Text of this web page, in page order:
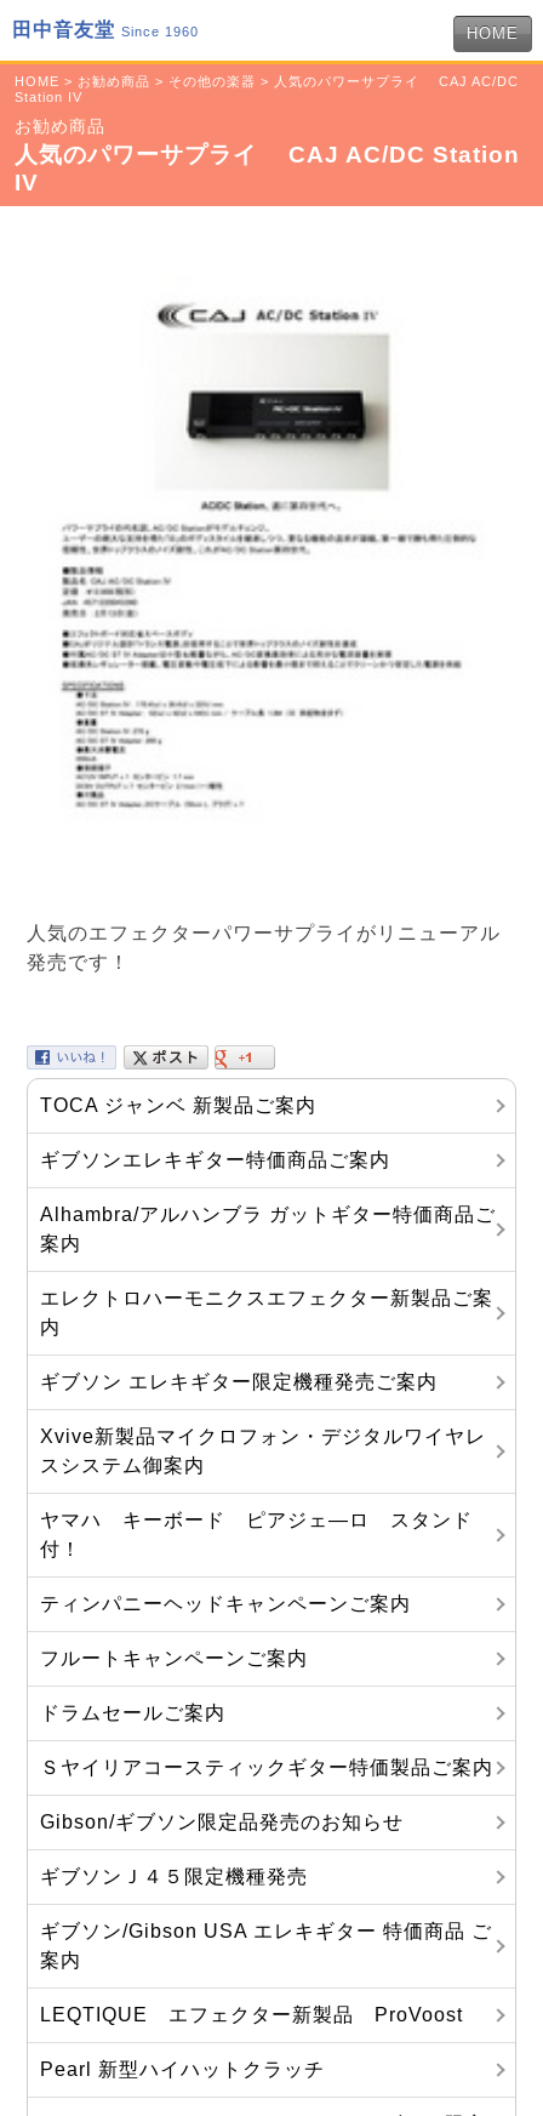
田中音友堂 Since 1960 HOME
HOME > お勧め商品 > その他の楽器 > 人気のパワーサプライ CAJ AC/DC
Station IV
お勧め商品
人気のパワーサプライ CAJ AC/DC Station
IV
人気のエフェクターパワーサプライがリニューアル
発売です！
TOCA ジャンベ 新製品ご案内
ギブソンエレキギター特価商品ご案内
Alhambra/アルハンブラ ガットギター特価商品ご
案内
エレクトロハーモニクスエフェクター新製品ご案
内
ギブソン エレキギター限定機種発売ご案内
Xvive新製品マイクロフォン・デジタルワイヤレ
スシステム御案内
ヤマハ キーボード ピアジェ―ロ スタンド
付！
ティンパニーヘッドキャンペーンご案内
フルートキャンペーンご案内
ドラムセールご案内
Ｓヤイリアコースティックギター特価製品ご案内
Gibson/ギブソン限定品発売のお知らせ
ギブソンＪ４５限定機種発売
ギブソン/Gibson USA エレキギター 特価商品 ご
案内
LEQTIQUE エフェクター新製品 ProVoost
Pearl 新型ハイハットクラッチ